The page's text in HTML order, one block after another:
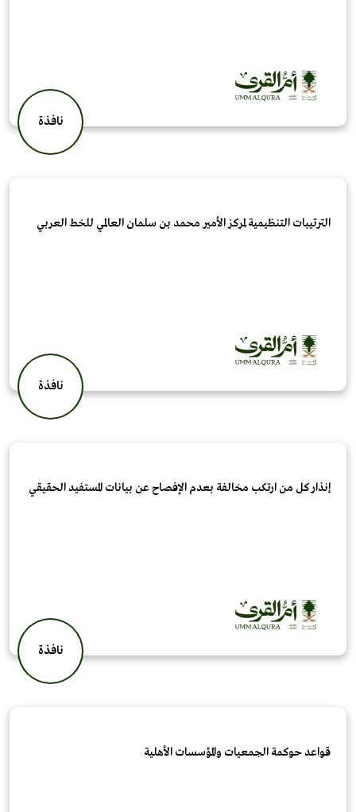
نافذة
الترتيبات التنظيمية لمركز الأمير محمد بن سلمان العالمي للخط العربي
نافذة
إنذار كل من ارتكب مخالفة بعدم الإفصاح عن بيانات المستفيد الحقيقي
نافذة
قواعد حوكمة الجمعيات والمؤسسات الأهلية